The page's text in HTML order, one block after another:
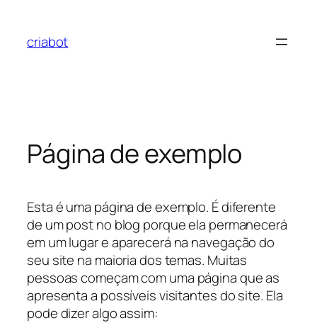
criabot
Página de exemplo
Esta é uma página de exemplo. É diferente
de um post no blog porque ela permanecerá
em um lugar e aparecerá na navegação do
seu site na maioria dos temas. Muitas
pessoas começam com uma página que as
apresenta a possíveis visitantes do site. Ela
pode dizer algo assim: